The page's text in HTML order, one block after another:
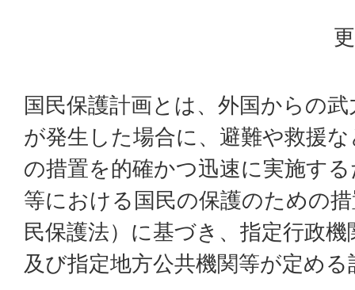
国民保護計画とは、外国からの
が発生した場合に、避難や救援
の措置を的確かつ迅速に実施す
等における国民の保護のための
民保護法）に基づき、指定行政
及び指定地方公共機関等が定め